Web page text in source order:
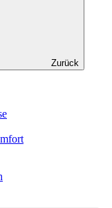
Zurück